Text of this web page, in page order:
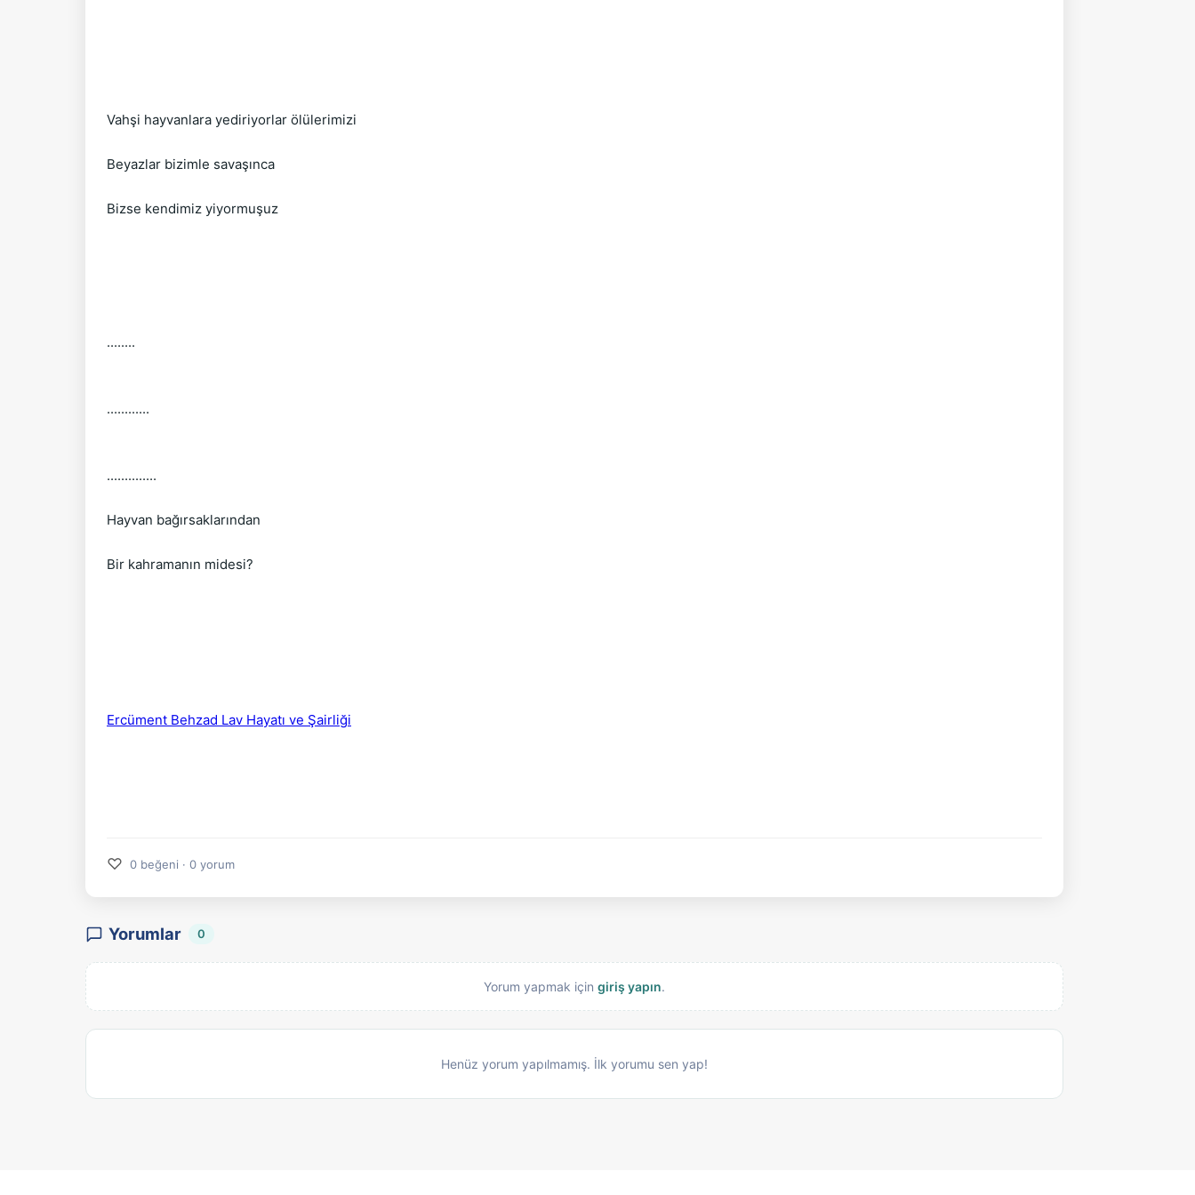
Vahşi hayvanlara yediriyorlar ölülerimizi
Beyazlar bizimle savaşınca
Bizse kendimiz yiyormuşuz
........
............
..............
Hayvan bağırsaklarından
Bir kahramanın midesi?
Ercüment Behzad Lav Hayatı ve Şairliği
♡ 0 beğeni · 0 yorum
Yorumlar 0
Yorum yapmak için giriş yapın.
Henüz yorum yapılmamış. İlk yorumu sen yap!